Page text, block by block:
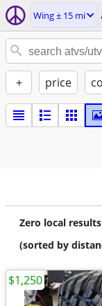
Wing ± 15 mi
+ price
Zero local
(sorted by
$1,250